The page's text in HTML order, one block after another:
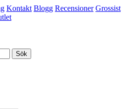
Kontakt Blogg Recensioner Grossist
Sök